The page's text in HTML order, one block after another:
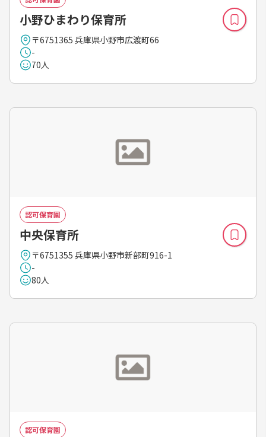
小野ひまわり保育所
〒6751365 兵庫県小野市広渡町66
-
70人
認可保育園
中央保育所
〒6751355 兵庫県小野市新部町916-1
-
80人
認可保育園